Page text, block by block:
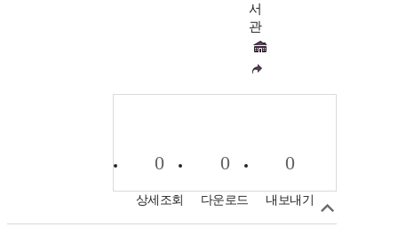
서
관
0
상세조회
0
다운로드
0
내보내기